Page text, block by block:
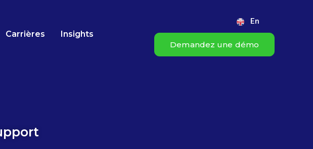
Carrières Insights
En
Demandez une démo